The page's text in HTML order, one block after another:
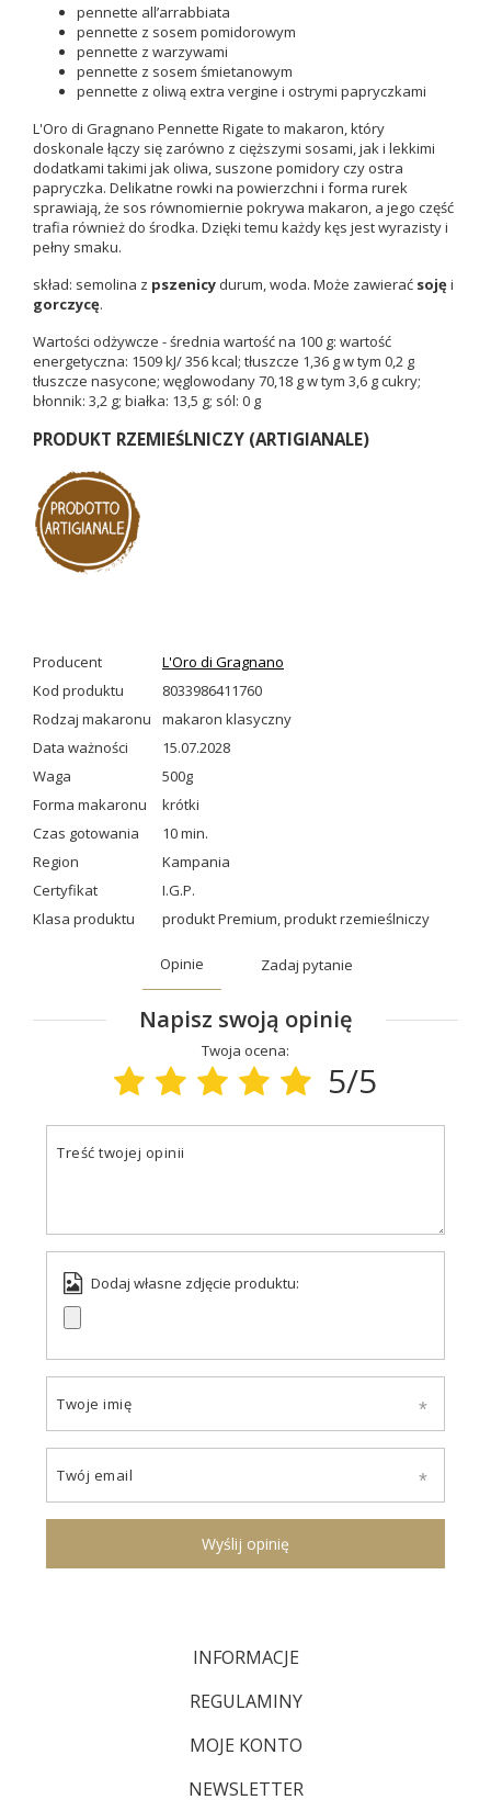
pennette all’arrabbiata
pennette z sosem pomidorowym
pennette z warzywami
pennette z sosem śmietanowym
pennette z oliwą extra vergine i ostrymi papryczkami
L'Oro di Gragnano Pennette Rigate to makaron, który
doskonale łączy się zarówno z cięższymi sosami, jak i lekkimi
dodatkami takimi jak oliwa, suszone pomidory czy ostra
papryczka. Delikatne rowki na powierzchni i forma rurek
sprawiają, że sos równomiernie pokrywa makaron, a jego część
trafia również do środka. Dzięki temu każdy kęs jest wyrazisty i
pełny smaku.
skład: semolina z pszenicy durum, woda. Może zawierać sojęi
gorczycę.
Wartości odżywcze - średnia wartość na 100 g: wartość
energetyczna: 1509 kJ/ 356 kcal; tłuszcze 1,36 g w tym 0,2 g
tłuszcze nasycone; węglowodany 70,18 g w tym 3,6 g cukry;
błonnik: 3,2 g; białka: 13,5 g; sól: 0 g
PRODUKT RZEMIEŚLNICZY (ARTIGIANALE)
Producent
L'Oro di Gragnano
Kod produktu
8033986411760
Rodzaj makaronu
makaron klasyczny
Data ważności
15.07.2028
Waga
500g
Forma makaronu
krótki
Czas gotowania
10 min.
Region
Kampania
Certyfikat
I.G.P.
Klasa produktu
produkt Premium,produkt rzemieślniczy
Opinie Zadaj pytanie
Napisz swoją opinię
Twoja ocena:
5/5
Treść twojej opinii
Dodaj własne zdjęcie produktu:
Twoje imię
Twój email
Wyślij opinię
INFORMACJE
REGULAMINY
MOJE KONTO
NEWSLETTER